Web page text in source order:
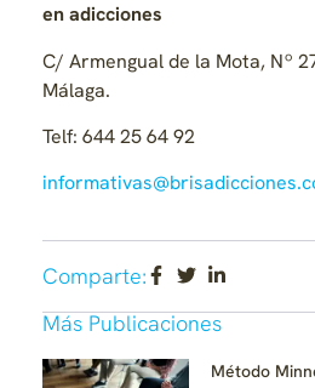
en adicciones
C/ Armengual de la Mota, Nº
Málaga.
Telf: 644 25 64 92
Comparte:
Más Publicaciones
Método